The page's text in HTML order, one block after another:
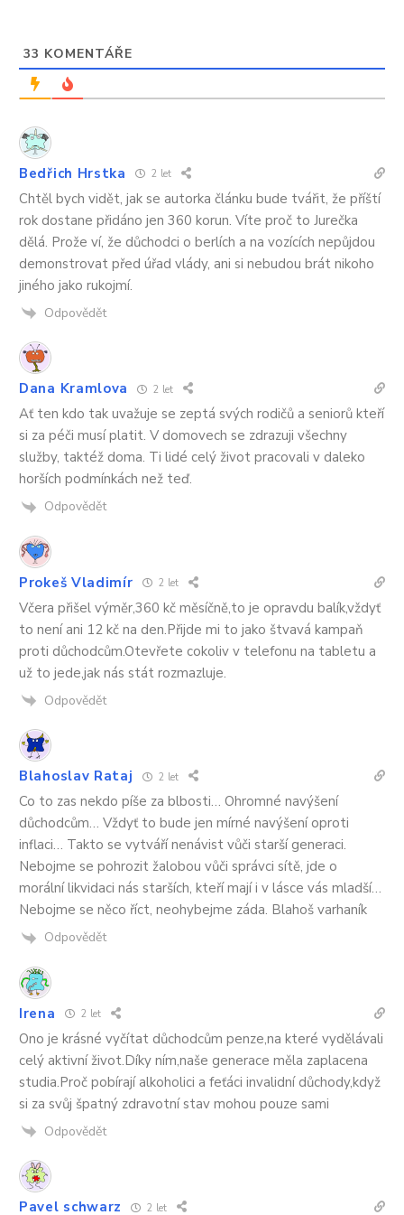
33 KOMENTÁŘE
Bedřich Hrstka 2 let
Chtěl bych vidět, jak se autorka článku bude tvářit, že příští
rok dostane přidáno jen 360 korun. Víte proč to Jurečka
dělá. Prože ví, že důchodci o berlích a na vozících nepůjdou
demonstrovat před úřad vlády, ani si nebudou brát nikoho
jiného jako rukojmí.
Odpovědět
Dana Kramlova 2 let
Ať ten kdo tak uvažuje se zeptá svých rodičů a seniorů kteří
si za péči musí platit. V domovech se zdrazuji všechny
služby, taktéž doma. Ti lidé celý život pracovali v daleko
horších podmínkách než teď.
Odpovědět
Prokeš Vladimír 2 let
Včera přišel výměr,360 kč měsíčně,to je opravdu balík,vždyť
to není ani 12 kč na den.Přijde mi to jako štvavá kampaň
proti důchodcům.Otevřete cokoliv v telefonu na tabletu a
už to jede,jak nás stát rozmazluje.
Odpovědět
Blahoslav Rataj 2 let
Co to zas nekdo píše za blbosti… Ohromné navýšení
důchodcům… Vždyť to bude jen mírné navýšení oproti
inflaci… Takto se vytváří nenávist vůči starší generaci.
Nebojme se pohrozit žalobou vůči správci sítě, jde o
morální likvidaci nás starších, kteří mají i v lásce vás mladší…
Nebojme se něco říct, neohybejme záda. Blahoš varhaník
Odpovědět
Irena 2 let
Ono je krásné vyčítat důchodcům penze,na které vydělávali
celý aktivní život.Díky ním,naše generace měla zaplacena
studia.Proč pobírají alkoholici a feťáci invalidní důchody,když
si za svůj špatný zdravotní stav mohou pouze sami
Odpovědět
Pavel schwarz 2 let